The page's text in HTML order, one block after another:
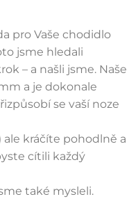
pro Vaše chodidlo
jsme hledali
– a našli jsme. Naše
a je dokonale
se vaší noze
kráčíte pohodlně a
cítili každý
také mysleli.